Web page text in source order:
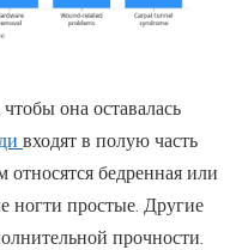
она оставалась
входят в полую часть
относятся бедренная или
ногти простые. Другие
прочности.